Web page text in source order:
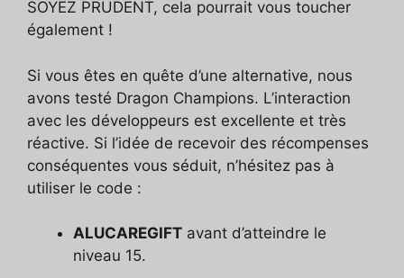
SOYEZ PRUDENT, cela pourrait vous toucher
également !
Si vous êtes en quête d’une alternative, nous
avons testé Dragon Champions. L’interaction
avec les développeurs est excellente et très
réactive. Si l’idée de recevoir des récompenses
conséquentes vous séduit, n’hésitez pas à
utiliser le code :
ALUCAREGIFT avant d’atteindre le
niveau 15.